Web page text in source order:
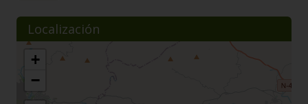
Localización
+
−